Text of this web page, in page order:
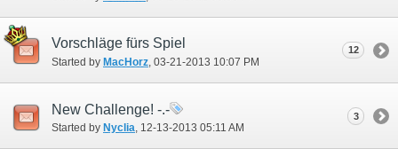
Vorschläge fürs Spiel
Started by MacHorz‎, 03-21-2013 10:07 PM
12
New Challenge! -.-
Started by Nyclia‎, 12-13-2013 05:11 AM
3